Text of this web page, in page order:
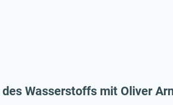
des Wasserstoffs mit Oliver